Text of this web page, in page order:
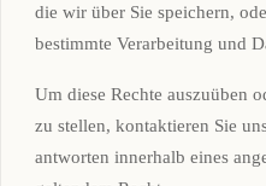
die wir über Sie speichern,
bestimmte Verarbeitung und
Um diese Rechte auszuüben
zu stellen, kontaktieren Sie
antworten innerhalb eines